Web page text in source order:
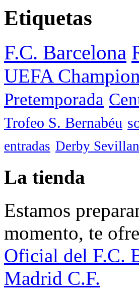
Etiquetas
F.C. Barcelona
UEFA
Pretemporada
Trofeo S. Bernabéu
entradas Derby
La tienda
Estamos
momento, te
Oficial del F.C.
Madrid C.F.